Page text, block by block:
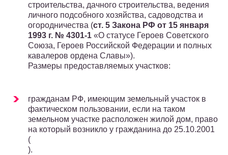
строительства, дачного строительства, ведения
личного подсобного хозяйства, садоводства и
огородничества (ст. 5 Закона РФ от 15 января
1993 г. № 4301-1 «О статусе Героев Советского
Союза, Героев Российской Федерации и полных
кавалеров ордена Славы»).
Размеры предоставляемых участков:
гражданам РФ, имеющим земельный участок в
фактическом пользовании, если на таком
земельном участке расположен жилой дом, право
на который возникло у гражданина до 25.10.2001
(
).